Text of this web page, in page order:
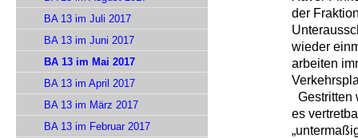
der
wieder
arbeiten
Gestritten
es
BA 13 im Juli 2017
BA 13 im Juni 2017
BA 13 im Mai 2017
BA 13 im April 2017
BA 13 im März 2017
BA 13 im Februar 2017